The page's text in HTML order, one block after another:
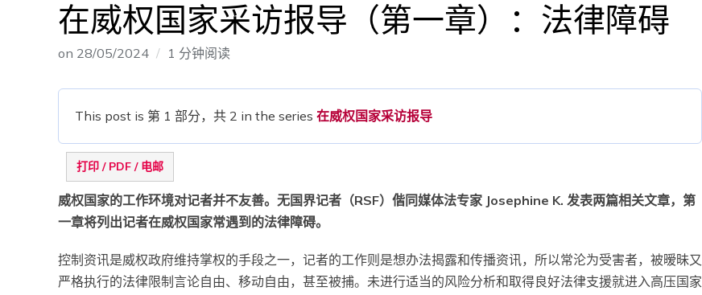
在威权国家采访报导（第一章）：法律障碍
on 28/05/2024 1 分钟阅读
This post is 第 1 部分，共 2 in the series 在威权国家采访报导
打印 / PDF / 电邮
威权国家的工作环境对记者并不友善。无国界记者（RSF）偕同媒体法专家 Josephine K. 发表两篇相关文章，第
一章将列出记者在威权国家常遇到的法律障碍。
控制资讯是威权政府维持掌权的手段之一，记者的工作则是想办法揭露和传播资讯，所以常沦为受害者，被暧昧又
严格执行的法律限制言论自由、移动自由，甚至被捕。未进行适当的风险分析和取得良好法律支援就进入高压国家